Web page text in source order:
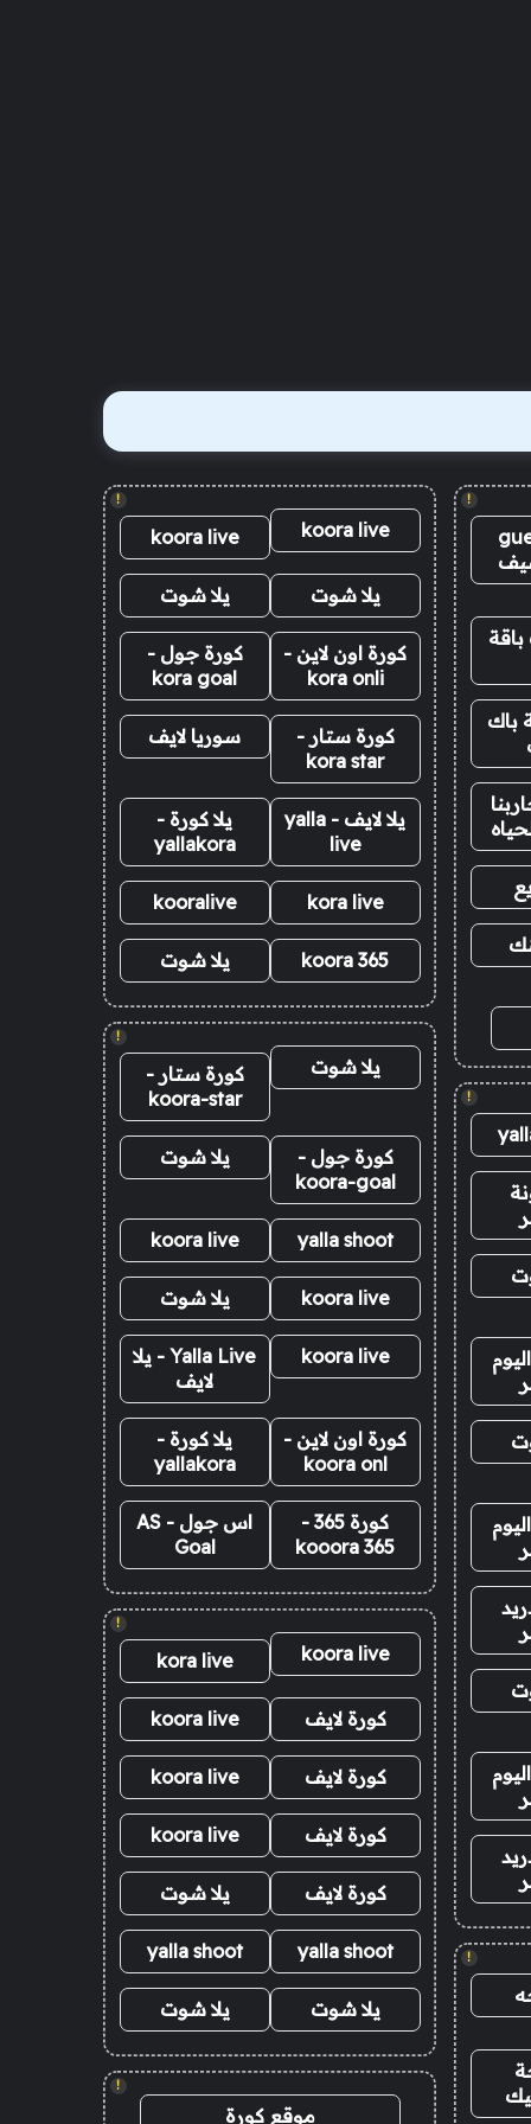
!
باك
!
!
!
koora live
koora live
يلا شوت يلا شوت
كورة اون لاين -
kora onli
كورة جول -
kora goal
كورة ستار -
kora star
سوريا لايف
يلا لايف - yalla
live
يلا كورة -
yallakora
kora live
kooralive
koora 365 يلا شوت
!
يلا شوت
كورة ستار -
koora-star
كورة جول -
koora-goal
يلا شوت
yalla shoot
koora live
koora live يلا شوت
koora live
Yalla Live - يلا
لايف
كورة اون لاين -
koora onl
يلا كورة -
yallakora
كورة 365 -
kooora 365
اس جول - AS
Goal
!
koora live
kora live
كورة لايف koora live
كورة لايف koora live
كورة لايف koora live
كورة لايف يلا شوت
yalla shoot
yalla shoot
يلا شوت يلا شوت
!
موقع كورة